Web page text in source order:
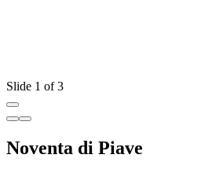
Slide 1 of 3
Noventa di Piave